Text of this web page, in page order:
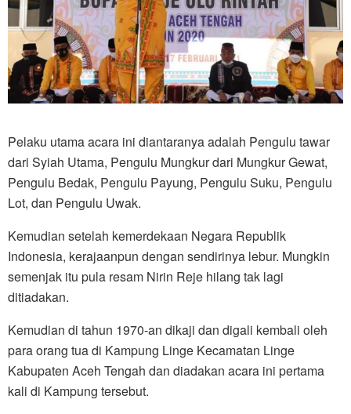
Pelaku utama acara ini diantaranya adalah Pengulu tawar
dari Syiah Utama, Pengulu Mungkur dari Mungkur Gewat,
Pengulu Bedak, Pengulu Payung, Pengulu Suku, Pengulu
Lot, dan Pengulu Uwak.
Kemudian setelah kemerdekaan Negara Republik
Indonesia, kerajaanpun dengan sendirinya lebur. Mungkin
semenjak itu pula resam Nirin Reje hilang tak lagi
ditiadakan.
Kemudian di tahun 1970-an dikaji dan digali kembali oleh
para orang tua di Kampung Linge Kecamatan Linge
Kabupaten Aceh Tengah dan diadakan acara ini pertama
kali di Kampung tersebut.